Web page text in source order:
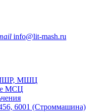
info@lit-mash.ru
МШР, МШЦ
МСЦ
6001 (Строммашина)